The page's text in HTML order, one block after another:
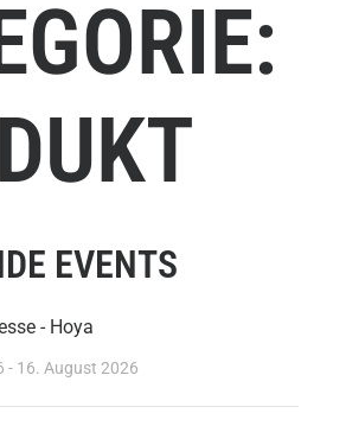
EVENTS
- Hoya
- 16. August 2026